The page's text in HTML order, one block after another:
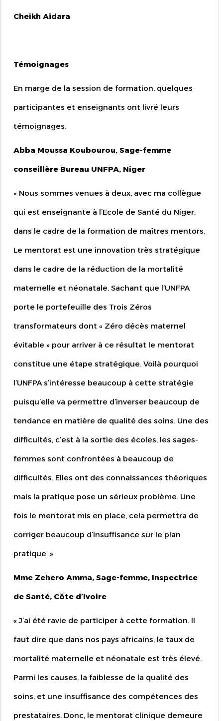
Cheikh Aïdara
Témoignages
En marge de la session de formation, quelques
participantes et enseignants ont livré leurs
témoignages.
Abba Moussa Koubourou, Sage-femme
conseillère Bureau UNFPA, Niger
« Nous sommes venues à deux, avec ma collègue
qui est enseignante à l’Ecole de Santé du Niger,
dans le cadre de la formation de maîtres mentors.
Le mentorat est une innovation très stratégique
dans le cadre de la réduction de la mortalité
maternelle et néonatale. Sachant que l’UNFPA
porte le portefeuille des Trois Zéros
transformateurs dont « Zéro décès maternel
évitable » pour arriver à ce résultat le mentorat
constitue une étape stratégique. Voilà pourquoi
l’UNFPA s’intéresse beaucoup à cette stratégie
puisqu’elle va permettre d’inverser beaucoup de
tendance en matière de qualité des soins. Une des
difficultés, c’est à la sortie des écoles, les sages-
femmes sont confrontées à beaucoup de
difficultés. Elles ont des connaissances théoriques
mais la pratique pose un sérieux problème. Une
fois le mentorat mis en place, cela permettra de
corriger beaucoup d’insuffisance sur le plan
pratique. »
Mme Zehero Amma, Sage-femme, Inspectrice
de Santé, Côte d’Ivoire
«J’ai été ravie de participer à cette formation. Il
faut dire que dans nos pays africains, le taux de
mortalité maternelle et néonatale est très élevé.
Parmi les causes, la faiblesse de la qualité des
soins, et une insuffisance des compétences des
prestataires. Donc, le mentorat clinique demeure